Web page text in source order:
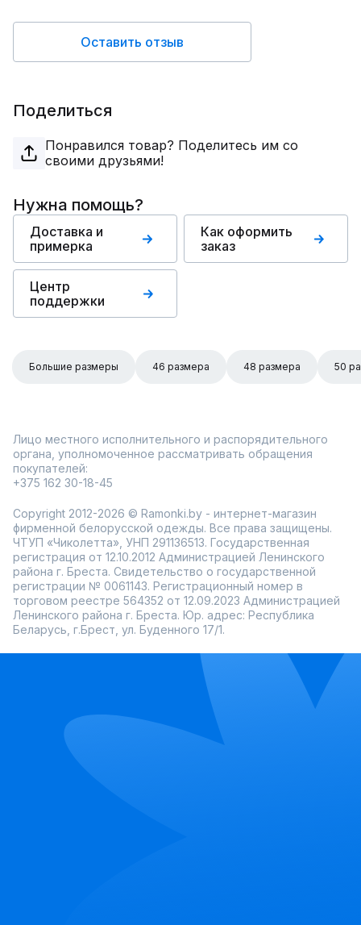
Оставить отзыв
Поделиться
Понравился товар? Поделитесь им со
своими друзьями!
Нужна помощь?
Доставка и
примерка
Как оформить
заказ
Центр
поддержки
Большие размеры 46 размера 48 размера 50
Лицо местного исполнительного и распорядительного
органа, уполномоченное рассматривать обращения
покупателей:
+375 162 30-18-45
Copyright 2012-2026 © Ramonki.by - интернет-магазин
фирменной белорусской одежды. Все права защищены.
ЧТУП «Чиколетта», УНП 291136513. Государственная
регистрация от 12.10.2012 Администрацией Ленинского
района г. Бреста. Свидетельство о государственной
регистрации № 0061143. Регистрационный номер в
торговом реестре 564352 от 12.09.2023 Администрацией
Ленинского района г. Бреста. Юр. адрес: Республика
Беларусь, г.Брест, ул. Буденного 17/1.